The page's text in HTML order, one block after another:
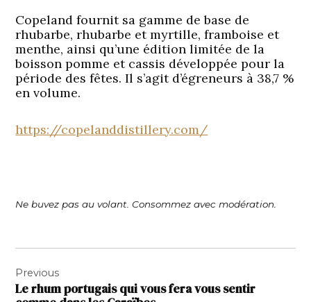
Copeland fournit sa gamme de base de
rhubarbe, rhubarbe et myrtille, framboise et
menthe, ainsi qu’une édition limitée de la
boisson pomme et cassis développée pour la
période des fêtes. Il s’agit d’égreneurs à 38,7 %
en volume.
https://copelanddistillery.com/
Ne buvez pas au volant. Consommez avec modération.
de
Previous
Le rhum portugais qui vous fera vous sentir